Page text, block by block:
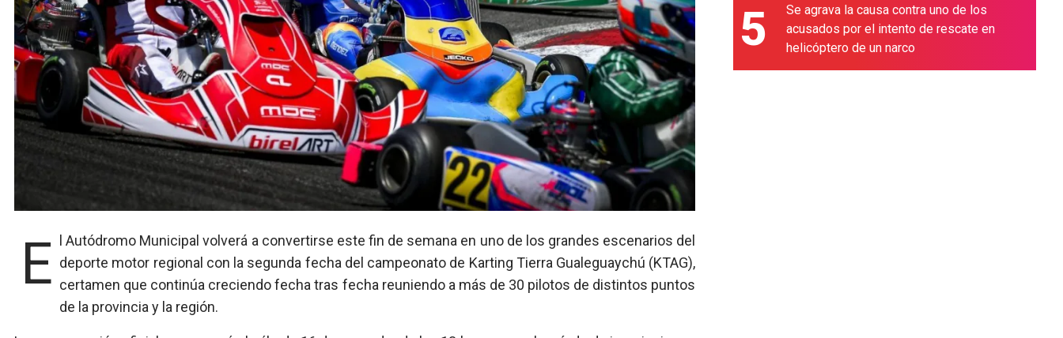
El Autódromo Municipal volverá a convertirse este fin de semana en uno de los grandes escenarios del deporte motor regional con la segunda fecha del campeonato de Karting Tierra Gualeguaychú (KTAG),
certamen que continúa creciendo fecha tras fecha reuniendo a más de 30 pilotos de distintos puntos
de la provincia y la región.
5
Se agrava la causa contra uno de los
acusados por el intento de rescate en
helicóptero de un narco